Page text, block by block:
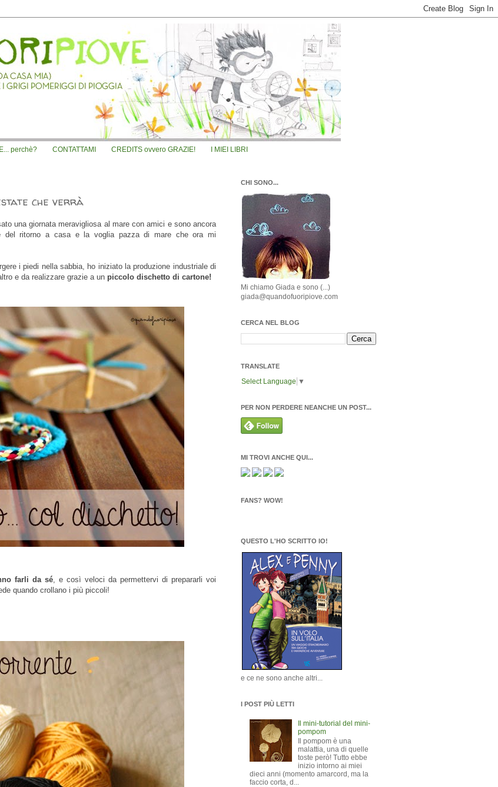
perchè? CONTATTAMI CREDITS ovvero GRAZIE! I MIEI LIBRI
che verrà
una giornata meravigliosa al mare con amici e sono ancora
del ritorno a casa e la voglia pazza di mare che ora mi
i piedi nella sabbia, ho iniziato la produzione industriale di
e da realizzare grazie a un piccolo dischetto di cartone!
farli da sé, e così veloci da permettervi di prepararli voi
quando crollano i più piccoli!
CHI SONO...
Mi chiamo Giada e sono (...)
giada@quandofuoripiove.com
CERCA NEL BLOG
TRANSLATE
Select Language ▼
PER NON PERDERE NEANCHE UN POST...
MI TROVI ANCHE QUI...
FANS? WOW!
QUESTO L'HO SCRITTO IO!
e ce ne sono anche altri...
I POST PIÙ LETTI
Il mini-tutorial del mini-
pompom
Il pompom è una
malattia, una di quelle
toste però! Tutto ebbe
inizio intorno ai miei
dieci anni (momento amarcord, ma la
faccio corta, d...